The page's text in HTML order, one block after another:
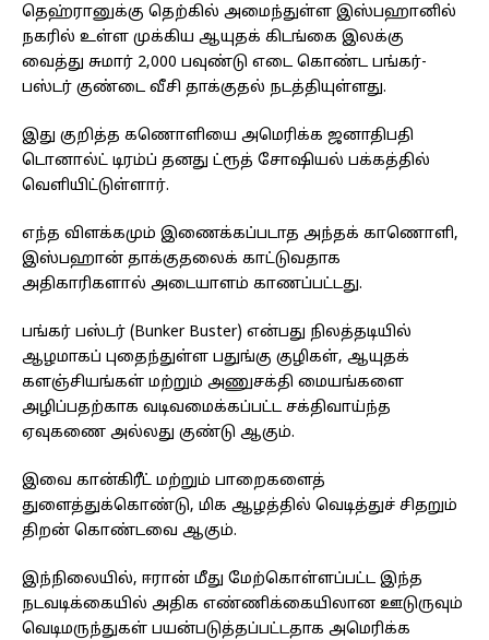
தெஹ்ரானுக்கு தெற்கில் அமைந்துள்ள இஸ்பஹானில்
நகரில் உள்ள முக்கிய ஆயுதக் கிடங்கை இலக்கு
வைத்து சுமார் 2,000 பவுண்டு எடை கொண்ட பங்கர்-
பஸ்டர் குண்டை வீசி தாக்குதல் நடத்தியுள்ளது.
இது குறித்த கணொளியை அமெரிக்க ஜனாதிபதி
டொனால்ட் டிரம்ப் தனது ட்ரூத் சோஷியல் பக்கத்தில்
வெளியிட்டுள்ளார்.
எந்த விளக்கமும் இணைக்கப்படாத அந்தக் காணொளி,
இஸ்பஹான் தாக்குதலைக் காட்டுவதாக
அதிகாரிகளால் அடையாளம் காணப்பட்டது.
பங்கர் பஸ்டர் (Bunker Buster) என்பது நிலத்தடியில்
ஆழமாகப் புதைந்துள்ள பதுங்கு குழிகள், ஆயுதக்
களஞ்சியங்கள் மற்றும் அணுசக்தி மையங்களை
அழிப்பதற்காக வடிவமைக்கப்பட்ட சக்திவாய்ந்த
ஏவுகணை அல்லது குண்டு ஆகும்.
இவை கான்கிரீட் மற்றும் பாறைகளைத்
துளைத்துக்கொண்டு, மிக ஆழத்தில் வெடித்துச் சிதறும்
திறன் கொண்டவை ஆகும்.
இந்நிலையில், ஈரான் மீது மேற்கொள்ளப்பட்ட இந்த
நடவடிக்கையில் அதிக எண்ணிக்கையிலான ஊடுருவும்
வெடிமருந்துகள் பயன்படுத்தப்பட்டதாக அமெரிக்க